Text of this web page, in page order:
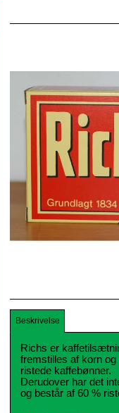
Beskrivelse
Richs er
fremstilles af korn
ristede kaffebønner.
Derudover har det
og består af 60 %